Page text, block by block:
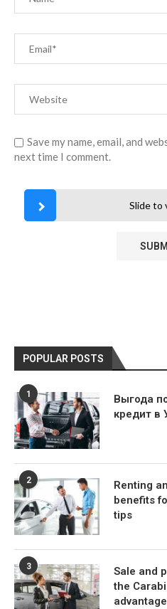
Save my name, email, and
next time I comment.
Slide to
POPULAR POSTS
1
Выгода
кредит в
2
Renting
benefits
tips
3
Sale and
the